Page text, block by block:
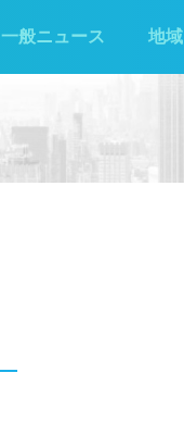
一般ニュース 地域